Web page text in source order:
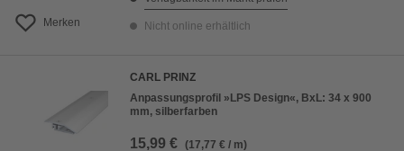
Merken Nicht online erhältlich
CARL PRINZ
Anpassungsprofil »LPS Design«, BxL: 34 x 900
mm, silberfarben
15,99 € (17,77 € / m)